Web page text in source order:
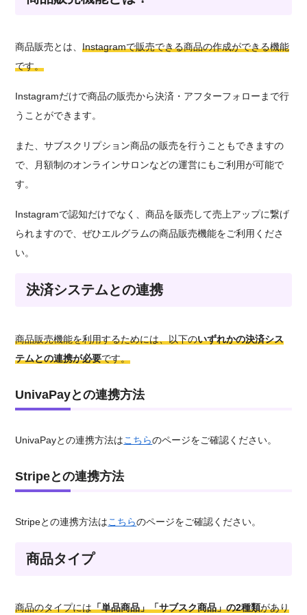
商品販売とは、Instagramで販売できる商品の作成ができる機能
です。
Instagramだけで商品の販売から決済・アフターフォローまで行
うことができます。
また、サブスクリプション商品の販売を行うこともできますの
で、月額制のオンラインサロンなどの運営にもご利用が可能で
す。
Instagramで認知だけでなく、商品を販売して売上アップに繋げ
られますので、ぜひエルグラムの商品販売機能をご利用くださ
い。
決済システムとの連携
商品販売機能を利用するためには、以下のいずれかの決済シス
テムとの連携が必要です。
UnivaPayとの連携方法
UnivaPayとの連携方法はこちらのページをご確認ください。
Stripeとの連携方法
Stripeとの連携方法はこちらのページをご確認ください。
商品タイプ
商品のタイプには「単品商品」「サブスク商品」の2種類があり